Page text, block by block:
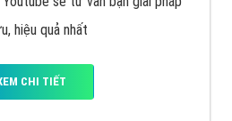
hiệu quả nhất
CHI TIẾT